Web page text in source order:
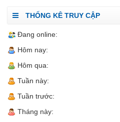
THỐNG KÊ TRUY CẬP
Đang online:
Hôm nay:
Hôm qua:
Tuần này:
Tuần trước:
Tháng này: